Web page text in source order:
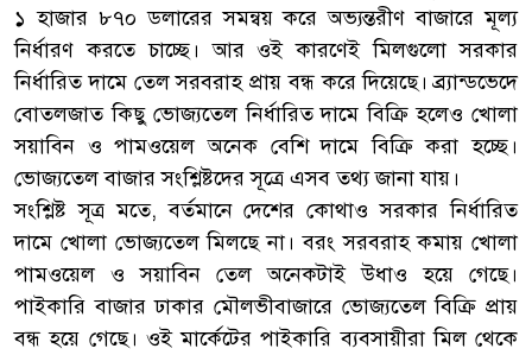
১ হাজার ৮৭০ ডলারের সমন্বয় করে অভ্যন্তরীণ বাজারে মূল্য
নির্ধারণ করতে চাচ্ছে। আর ওই কারণেই মিলগুলো সরকার
নির্ধারিত দামে তেল সরবরাহ প্রায় বন্ধ করে দিয়েছে। ব্র্যান্ডভেদে
বোতলজাত কিছু ভোজ্যতেল নির্ধারিত দামে বিক্রি হলেও খোলা
সয়াবিন ও পামওয়েল অনেক বেশি দামে বিক্রি করা হচ্ছে।
ভোজ্যতেল বাজার সংশ্লিষ্টদের সূত্রে এসব তথ্য জানা যায়।
সংশ্লিষ্ট সূত্র মতে, বর্তমানে দেশের কোথাও সরকার নির্ধারিত
দামে খোলা ভোজ্যতেল মিলছে না। বরং সরবরাহ কমায় খোলা
পামওয়েল ও সয়াবিন তেল অনেকটাই উধাও হয়ে গেছে।
পাইকারি বাজার ঢাকার মৌলভীবাজারে ভোজ্যতেল বিক্রি প্রায়
বন্ধ হয়ে গেছে। ওই মার্কেটের পাইকারি ব্যবসায়ীরা মিল থেকে